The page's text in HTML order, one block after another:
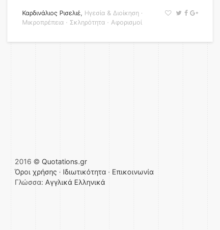
Καρδινάλιος Ρισελιέ, Ηγεσία & Διοίκηση ·
Μικροπρέπεια · Σκληρότητα · Αφορισμοί
2016 © Quotations.gr
Όροι χρήσης · Ιδιωτικότητα · Επικοινωνία
Γλώσσα: Αγγλικά Ελληνικά